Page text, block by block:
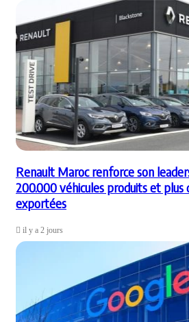
Renault Maroc renforce son
200.000 véhicules produits et plus
exportées
il y a 2 jours